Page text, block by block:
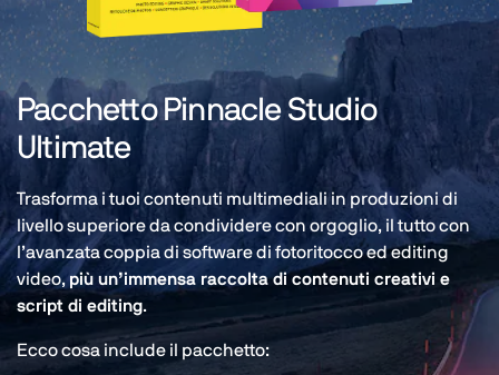
Pacchetto Pinnacle Studio
Ultimate
Trasforma i tuoi contenuti multimediali in produzioni di
livello superiore da condividere con orgoglio, il tutto con
l’avanzata coppia di software di fotoritocco ed editing
video,più un’immensa raccolta di contenuti creativi e
script di editing.
Ecco cosa include il pacchetto: